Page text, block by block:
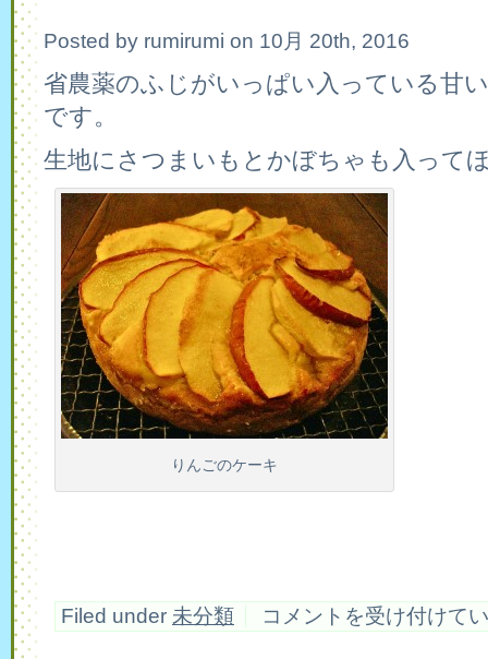
し
た
Posted by rumirumi on 10月 20th, 2016
省農薬のふじがいっぱい入っている甘
です。
生地にさつまいもとかぼちゃも入って
りんごのケーキ
Filed under 未分類
り
ん
コメントを受け付けて